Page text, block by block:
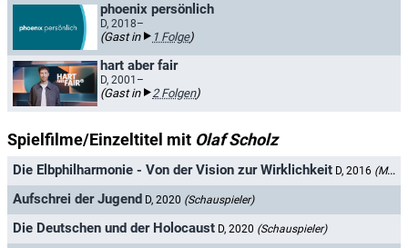
phoenix persönlich
D, 2018–
(Gast in 1 Folge)
hart aber fair
D, 2001–
(Gast in 2 Folgen)
Spielfilme/Einzeltitel mit Olaf Scholz
Die Elbphilharmonie - Von der Vision zur Wirklichkeit D, 2016 (Mitwirkender)
Aufschrei der Jugend D, 2020 (Schauspieler)
Die Deutschen und der Holocaust D, 2020 (Schauspieler)